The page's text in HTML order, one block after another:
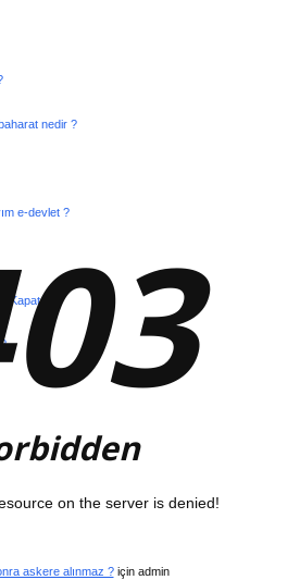
nedir ?
e-devlet ?
Kapatılır ?
askere alınmaz ?için admin
on the server is denied!